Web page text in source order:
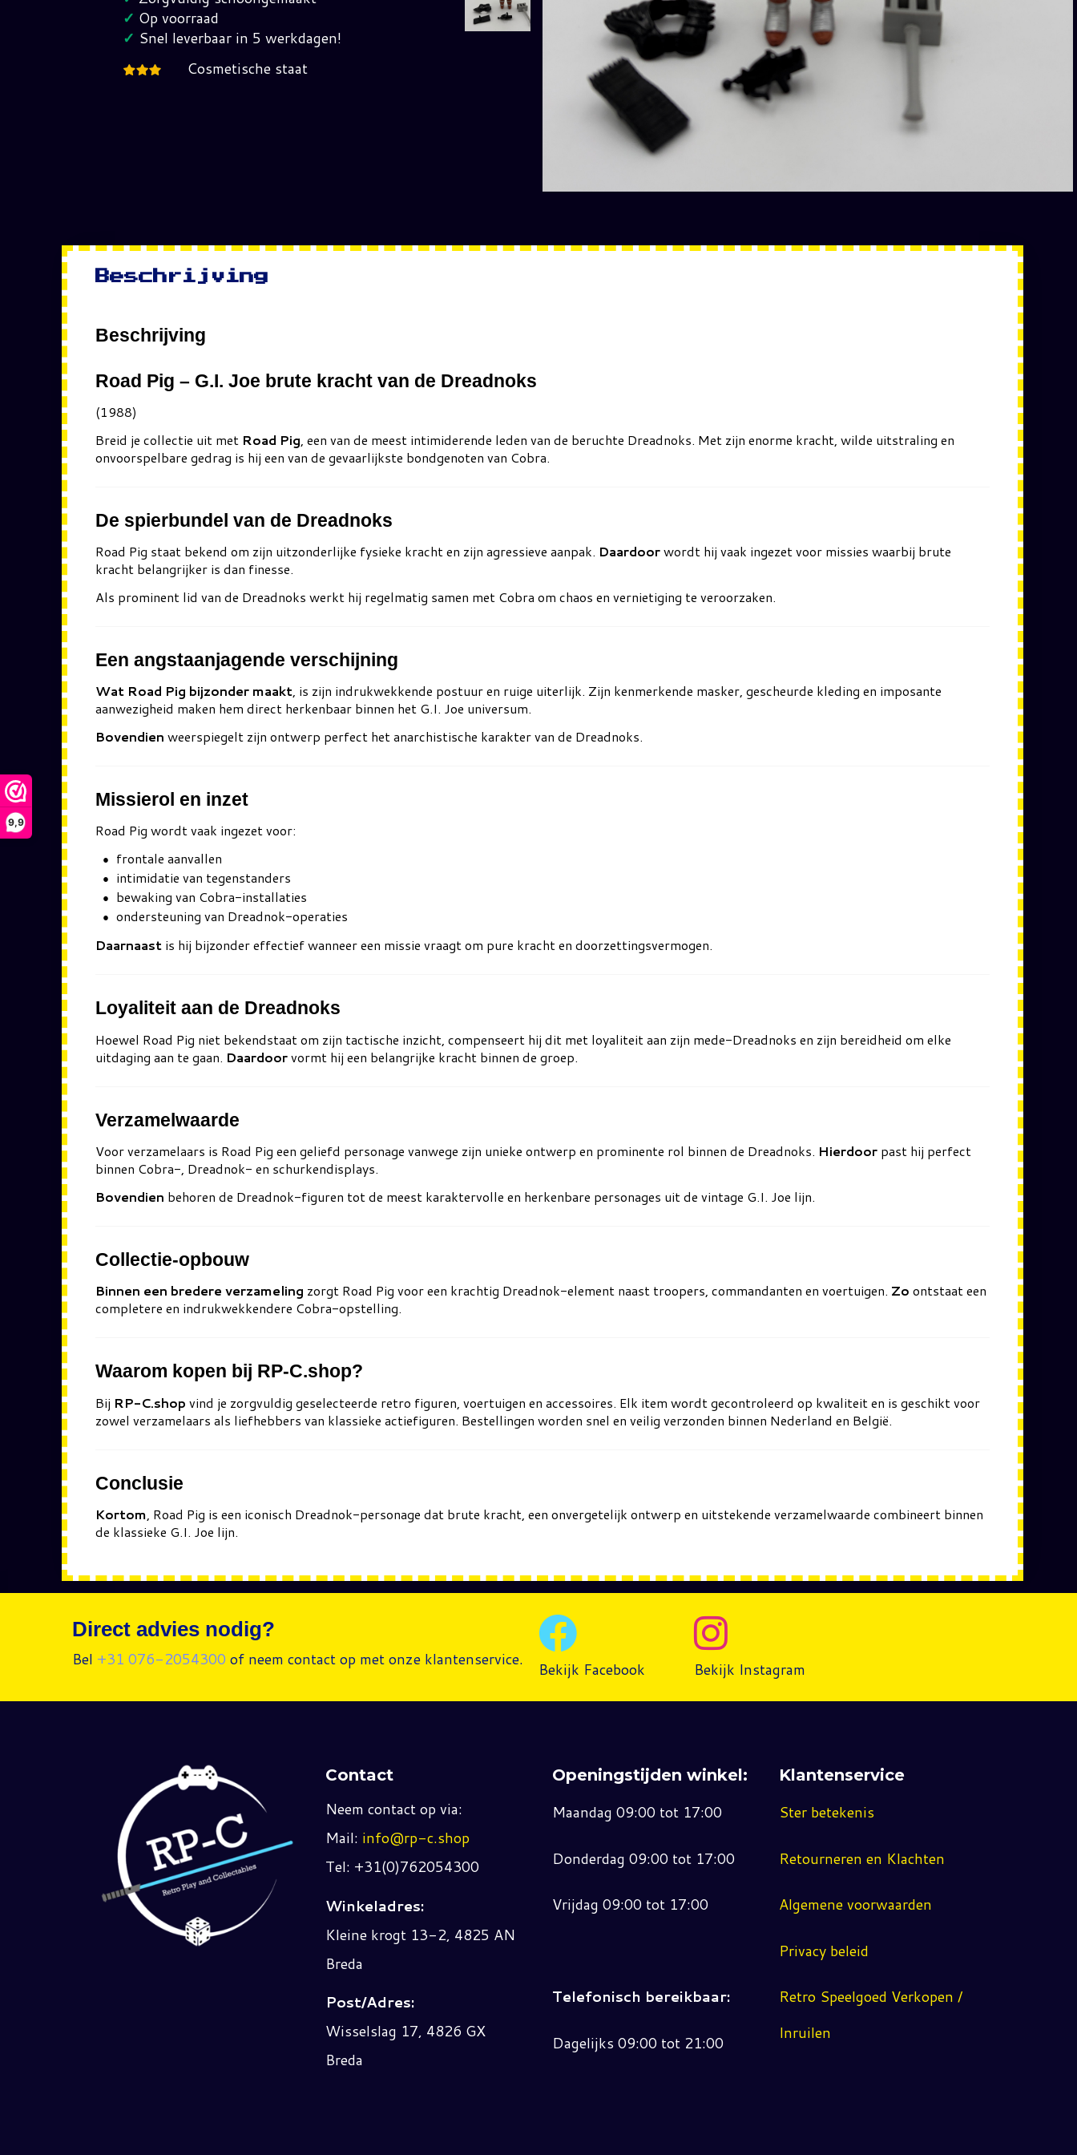
9,9
Joe
hoeveelheid
✓ Op voorraad
✓ Snel leverbaar in 5 werkdagen!
Cosmetische staat
Beschrijving
Beschrijving
Road Pig – G.I. Joe brute kracht van de Dreadnoks
(1988)
Breid je collectie uit met Road Pig , een van de meest intimiderende leden van de beruchte Dreadnoks. Met zijn enorme kracht, wilde uitstraling en
onvoorspelbare gedrag is hij een van de gevaarlijkste bondgenoten van Cobra.
De spierbundel van de Dreadnoks
Road Pig staat bekend om zijn uitzonderlijke fysieke kracht en zijn agressieve aanpak. Daardoorwordt hij vaak ingezet voor missies waarbij brute
kracht belangrijker is dan finesse.
Als prominent lid van de Dreadnoks werkt hij regelmatig samen met Cobra om chaos en vernietiging te veroorzaken.
Een angstaanjagende verschijning
Wat Road Pig bijzonder maakt, is zijn indrukwekkende postuur en ruige uiterlijk. Zijn kenmerkende masker, gescheurde kleding en imposante
aanwezigheid maken hem direct herkenbaar binnen het G.I. Joe universum.
Bovendien weerspiegelt zijn ontwerp perfect het anarchistische karakter van de Dreadnoks.
Missierol en inzet
Road Pig wordt vaak ingezet voor:
frontale aanvallen
intimidatie van tegenstanders
bewaking van Cobra-installaties
ondersteuning van Dreadnok-operaties
Daarnaast is hij bijzonder effectief wanneer een missie vraagt om pure kracht en doorzettingsvermogen.
Loyaliteit aan de Dreadnoks
Hoewel Road Pig niet bekendstaat om zijn tactische inzicht, compenseert hij dit met loyaliteit aan zijn mede-Dreadnoks en zijn bereidheid om elke
uitdaging aan te gaan. Daardoorvormt hij een belangrijke kracht binnen de groep.
Verzamelwaarde
Voor verzamelaars is Road Pig een geliefd personage vanwege zijn unieke ontwerp en prominente rol binnen de Dreadnoks. Hierdoor past hij perfect
binnen Cobra-, Dreadnok- en schurkendisplays.
Bovendien behoren de Dreadnok-figuren tot de meest karaktervolle en herkenbare personages uit de vintage G.I. Joe lijn.
Collectie-opbouw
Binnen een bredere verzameling zorgt Road Pig voor een krachtig Dreadnok-element naast troopers, commandanten en voertuigen. Zo ontstaat een
completere en indrukwekkendere Cobra-opstelling.
Waarom kopen bij RP-C.shop?
Bij RP-C.shop vind je zorgvuldig geselecteerde retro figuren, voertuigen en accessoires. Elk item wordt gecontroleerd op kwaliteit en is geschikt voor
zowel verzamelaars als liefhebbers van klassieke actiefiguren. Bestellingen worden snel en veilig verzonden binnen Nederland en België.
Conclusie
Kortom, Road Pig is een iconisch Dreadnok-personage dat brute kracht, een onvergetelijk ontwerp en uitstekende verzamelwaarde combineert binnen
de klassieke G.I. Joe lijn.
Direct advies nodig?
Bel +31 076-2054300 of neem contact op met onze klantenservice. Bekijk Facebook Bekijk Instagram
Contact
Neem contact op via:
Mail: info@rp-c.shop
Tel: +31(0)762054300
Winkeladres:
Kleine krogt 13-2, 4825 AN
Breda
Post/Adres:
Wisselslag 17, 4826 GX
Breda
Openingstijden winkel:
Maandag 09:00 tot 17:00
Donderdag 09:00 tot 17:00
Vrijdag 09:00 tot 17:00
Telefonisch bereikbaar:
Dagelijks 09:00 tot 21:00
Klantenservice
Ster betekenis
Retourneren en Klachten
Algemene voorwaarden
Privacy beleid
Retro Speelgoed Verkopen /
Inruilen